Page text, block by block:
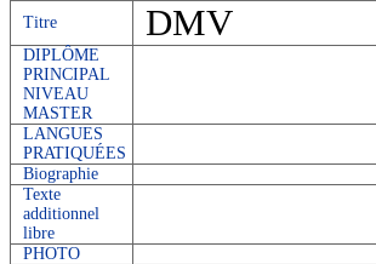
Titre DMV
DIPLÔME
PRINCIPAL
NIVEAU
MASTER
LANGUES
PRATIQUÉES
Biographie
Texte
additionnel
libre
PHOTO